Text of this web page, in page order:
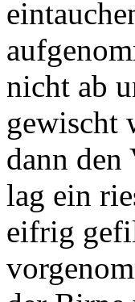
nicht ab
gewischt
dann den
lag ein
eifrig